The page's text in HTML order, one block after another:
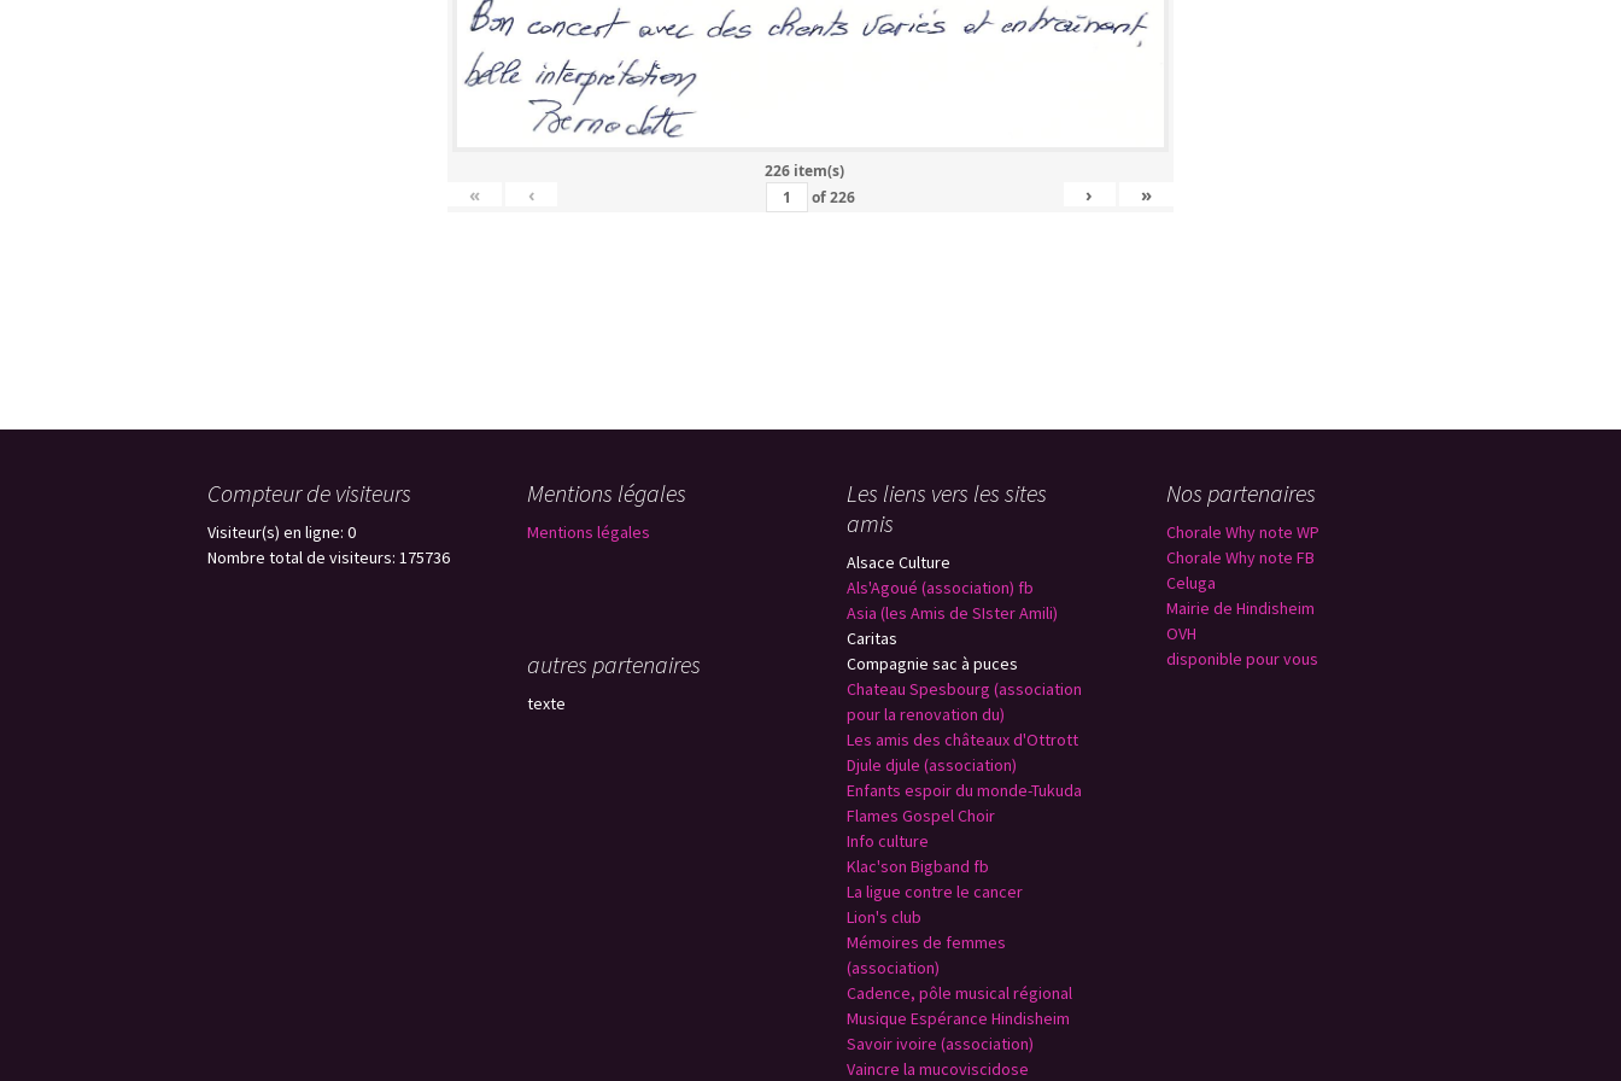
Trombinoscope
Ce qui nous fait chanter
226 item(s)
« ‹ of226 › »
Compteur de visiteurs
Visiteur(s) en ligne: 0
Nombre total de visiteurs: 175736
Mentions légales
Mentions légales
Les liens vers les sites
amis
Alsace Culture
Als'Agoué (association) fb
Asia (les Amis de SIster Amili)
Caritas
Compagnie sac à puces
Chateau Spesbourg (association
pour la renovation du)
Les amis des châteaux d'Ottrott
Djule djule (association)
Enfants espoir du monde-Tukuda
Flames Gospel Choir
Info culture
Klac'son Bigband fb
La ligue contre le cancer
Lion's club
Mémoires de femmes
(association)
Cadence, pôle musical régional
Musique Espérance Hindisheim
Savoir ivoire (association)
Vaincre la mucoviscidose
Nos partenaires
Chorale Why note WP
Chorale Why note FB
Celuga
Mairie de Hindisheim
OVH
disponible pour vous
autres partenaires
texte